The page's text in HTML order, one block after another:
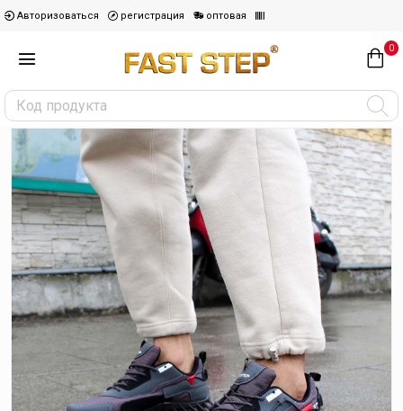
Авторизоваться регистрация оптовая
0